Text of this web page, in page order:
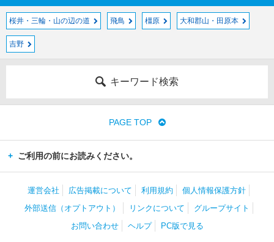
桜井・三輪・山の辺の道 飛鳥 橿原 大和郡山・田原本
吉野
キーワード検索
PAGE TOP
ご利用の前にお読みください。
運営会社 広告掲載について 利用規約
個人情報保護方針
外部送信（オプトアウト）
リンクについて
グループサイト
お問い合わせ
ヘルプ PC版で見る